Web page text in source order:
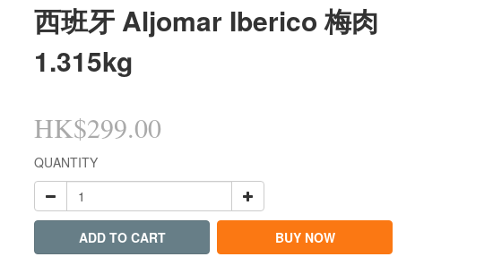
西班牙 Aljomar Iberico 梅肉
1.315kg
HK$299.00
QUANTITY
ADD TO CART BUY NOW